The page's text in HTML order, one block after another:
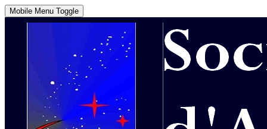
Mobile Menu Toggle